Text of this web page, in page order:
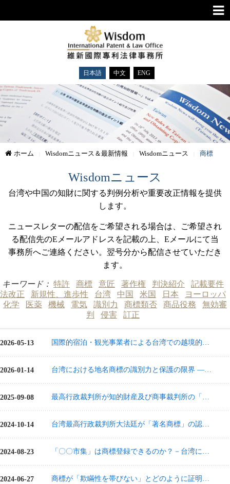
日本語 中文 ENG
ホーム Wisdomニュース＆最新情報 Wisdomニュース 商標
Wisdomニュース
台湾や中国の知財に関する判例分析や重要改正情報を提供
します。
ニュースレターの配信をご希望される場合は、ご希望され
る配信先のEメールアドレスを記載の上、Eメールにて当
事務所へご連絡ください。翌号分から配信させていただき
ます。
キーワード： 特許 商標 意匠 著作権 判決紹介
記載要件
法改正
新規性、進歩性 台湾 中国 米国 日本
ヨーロッパ
化学
医薬 機械 電気 識別力 商標類否 商品役務
無効審
判
侵害 訂正
2026-05-13 国際的宿泊・観光事業者による台湾での越境的な登録商標の使用―CROWN事件の分析
2026-01-14 台湾における地名商標の識別力と保護の限界 ―「YORKSHIRE TEA」商標事件を中心に
2025-09-08 最高行政裁判所が知的財産及び商事裁判所の「誤認混同の虞」に関する判決を覆す－Amazon Alexa商標異議申立事件
2024-10-14 台湾最高行政裁判所大法廷が「著名商標」の認定基準を統一
2024-08-23 「〇〇市集」は商標登録できるのか？－台湾における使用による識別力の獲得及び使用証拠の認定基準の紹介
2024-06-27 商標が「欺瞞性を帯びない」とどのように証明するか 中国と台湾の食品及び医薬品に関する商標審査実務の比較